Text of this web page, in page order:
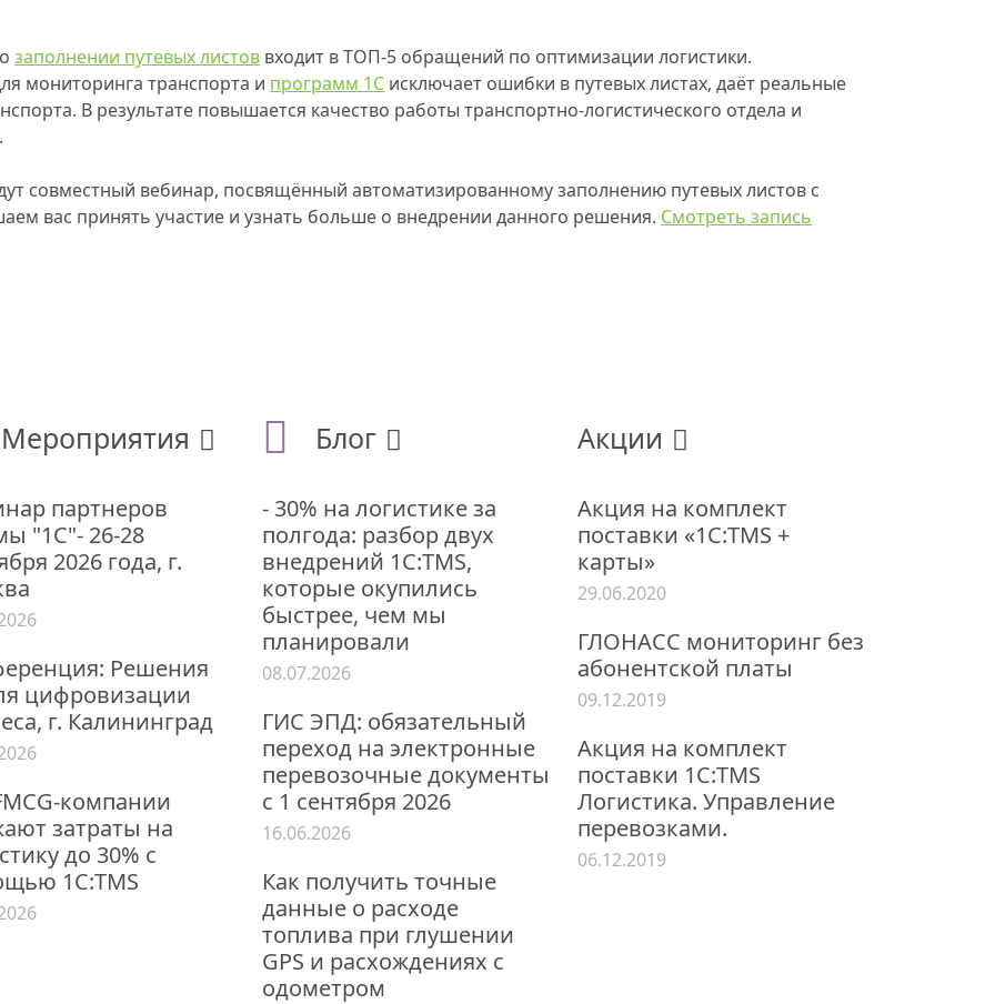
заполнении путевых листов входит в ТОП-5 обращений по оптимизации логистики.
мониторинга транспорта и программ 1С исключает ошибки в путевых листах, даёт реальные
В результате повышается качество работы транспортно-логистического отдела и
совместный вебинар, посвящённый автоматизированному заполнению путевых листов с
вас принять участие и узнать больше о внедрении данного решения. Смотреть запись
Мероприятия
партнеров
"1С"- 26-28
2026 года, г.
Решения
цифровизации
г. Калининград
компании
затраты на
до 30% с
1С:TMS
Блог
- 30% на логистике за
полгода: разбор двух
внедрений 1С:TMS,
которые окупились
быстрее, чем мы
планировали
08.07.2026
ГИС ЭПД: обязательный
переход на электронные
перевозочные документы
с 1 сентября 2026
16.06.2026
Как получить точные
данные о расходе
топлива при глушении
GPS и расхождениях с
одометром
Акции
Акция на комплект
поставки «1С:TMS +
карты»
29.06.2020
ГЛОНАСС мониторинг без
абонентской платы
09.12.2019
Акция на комплект
поставки 1С:TMS
Логистика. Управление
перевозками.
06.12.2019